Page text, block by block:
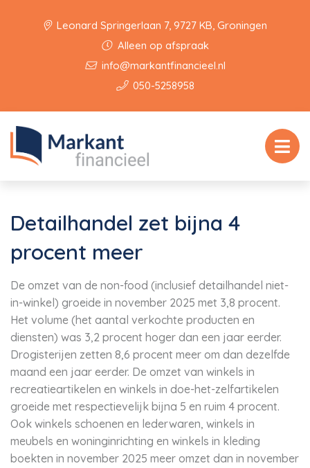
Leonard Springerlaan 7, 9727 KB, Groningen
Alleen op afspraak
info@markantfinancieel.nl
050-5258958
Detailhandel zet bijna 4
procent meer
De omzet van de non-food (inclusief detailhandel niet-
in-winkel) groeide in november 2025 met 3,8 procent.
Het volume (het aantal verkochte producten en
diensten) was 3,2 procent hoger dan een jaar eerder.
Drogisterijen zetten 8,6 procent meer om dan dezelfde
maand een jaar eerder. De omzet van winkels in
recreatieartikelen en winkels in doe-het-zelfartikelen
groeide met respectievelijk bijna 5 en ruim 4 procent.
Ook winkels schoenen en lederwaren, winkels in
meubels en woninginrichting en winkels in kleding
boekten in november 2025 meer omzet dan in november